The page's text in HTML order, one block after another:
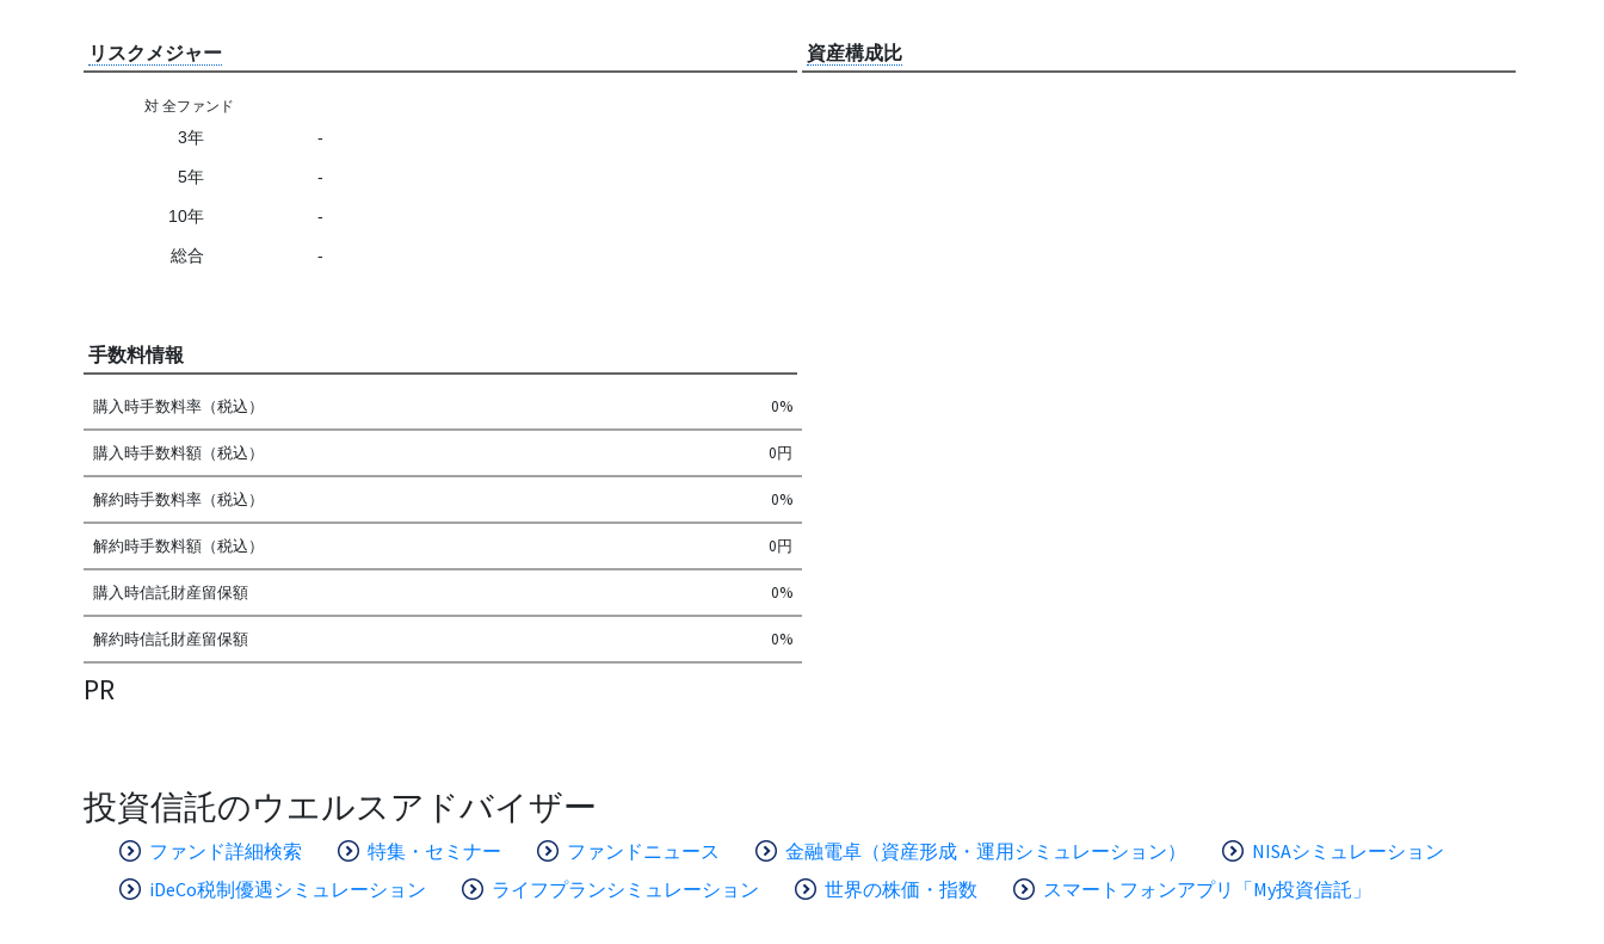
リスクメジャー
対 全ファンド
3年 -
5年 -
10年 -
総合 -
資産構成比
手数料情報
購入時手数料率（税込） 0%
購入時手数料額（税込） 0円
解約時手数料率（税込） 0%
解約時手数料額（税込） 0円
購入時信託財産留保額 0%
解約時信託財産留保額 0%
PR
投資信託のウエルスアドバイザー
ファンド詳細検索 特集・セミナー ファンドニュース 金融電卓（資産形成・運用シミュレーション）
NISAシミュレーション
iDeCo税制優遇シミュレーション
ライフプランシミュレーション 世界の株価・指数 スマートフォンアプリ「My投資信託」